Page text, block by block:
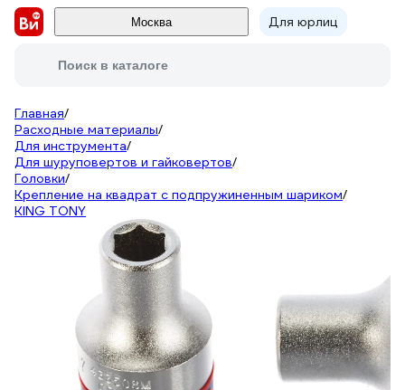
Москва Для юрлиц
Поиск в каталоге
Главная/
Расходные материалы/
Для инструмента/
Для шуруповертов и гайковертов/
Головки/
Крепление на квадрат с подпружиненным шариком/
KING TONY